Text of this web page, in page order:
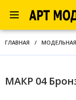
ГЛАВНАЯ /
МАКР 04